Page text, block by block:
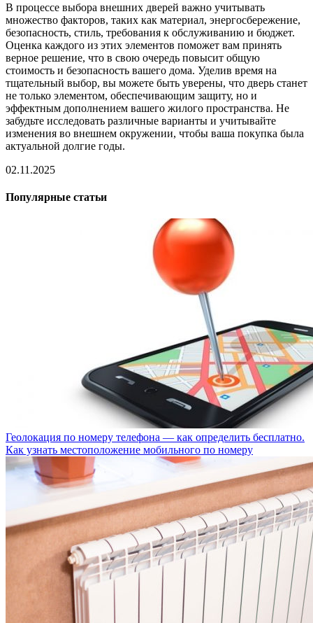
В процессе выбора внешних дверей важно учитывать
множество факторов, таких как материал, энергосбережение,
безопасность, стиль, требования к обслуживанию и бюджет.
Оценка каждого из этих элементов поможет вам принять
верное решение, что в свою очередь повысит общую
стоимость и безопасность вашего дома. Уделив время на
тщательный выбор, вы можете быть уверены, что дверь станет
не только элементом, обеспечивающим защиту, но и
эффектным дополнением вашего жилого пространства. Не
забудьте исследовать различные варианты и учитывайте
изменения во внешнем окружении, чтобы ваша покупка была
актуальной долгие годы.
02.11.2025
Популярные статьи
Геолокация по номеру телефона — как определить бесплатно.
Как узнать местоположение мобильного по номеру